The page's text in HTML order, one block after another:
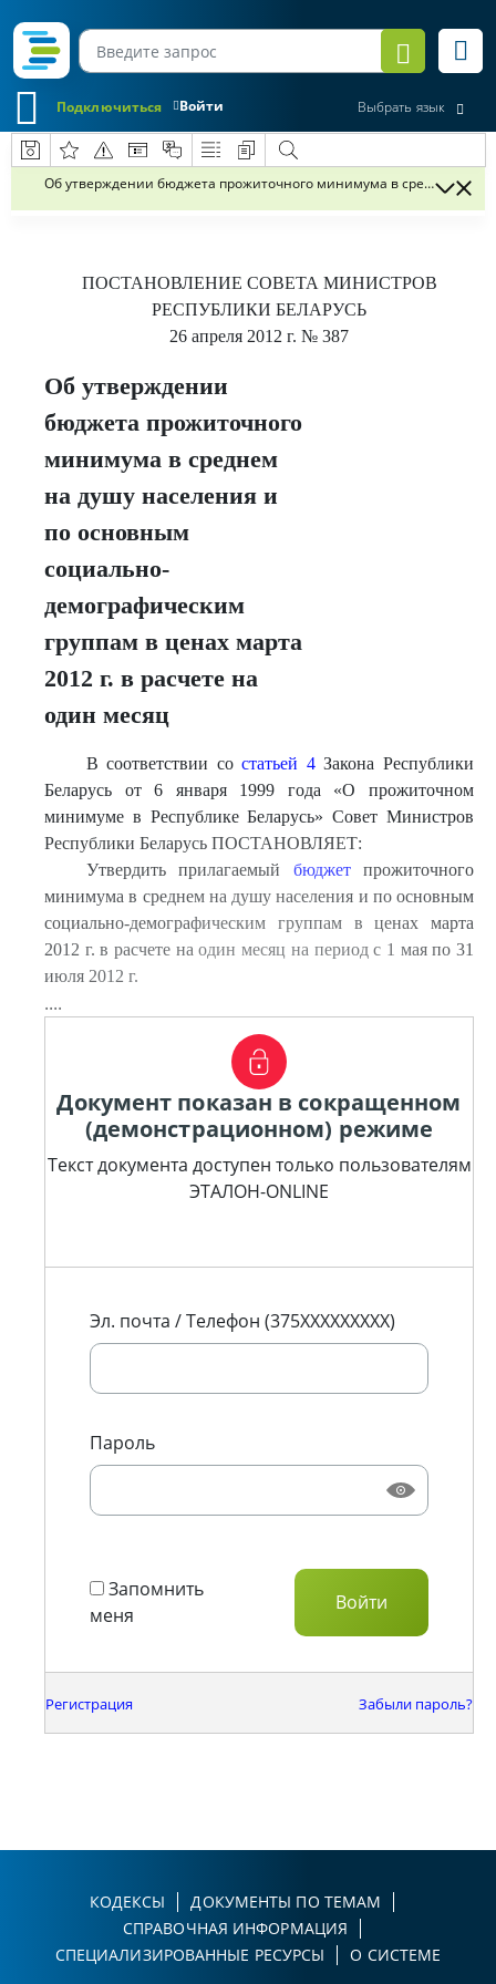
Войти
Подключиться Выбрать язык
Об утверждении бюджета прожиточного минимума в среднем на
ПОСТАНОВЛЕНИЕ СОВЕТА МИНИСТРОВ
РЕСПУБЛИКИ БЕЛАРУСЬ
26 апреля 2012 г. № 387
Об утверждении
бюджета прожиточного
минимума в среднем
на душу населения и
по основным
социально-
демографическим
группам в ценах марта
2012 г. в расчете на
один месяц
В соответствии состатьей 4Закона Республики
Беларусь от 6 января 1999 года «О прожиточном
минимуме в Республике Беларусь» Совет Министров
Республики Беларусь ПОСТАНОВЛЯЕТ:
Утвердить прилагаемый бюджетпрожиточного
минимума в среднем на душу населения и по основным
социально-демографическим группам в ценах марта
2012 г. в расчете на один месяц на период с 1 мая по 31
июля 2012 г.
....
Документ показан в сокращенном
(демонстрационном) режиме
Текст документа доступен только пользователям
ЭТАЛОН-ONLINE
Эл. почта / Телефон (375XXXXXXXXX)
Пароль
Запомнить
меня
Регистрация Забыли пароль?
КОДЕКСЫ
ДОКУМЕНТЫ ПО ТЕМАМ
СПРАВОЧНАЯ ИНФОРМАЦИЯ
СПЕЦИАЛИЗИРОВАННЫЕ РЕСУРСЫ
О СИСТЕМЕ